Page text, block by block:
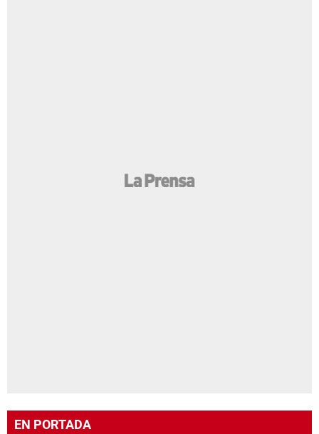
EN PORTADA